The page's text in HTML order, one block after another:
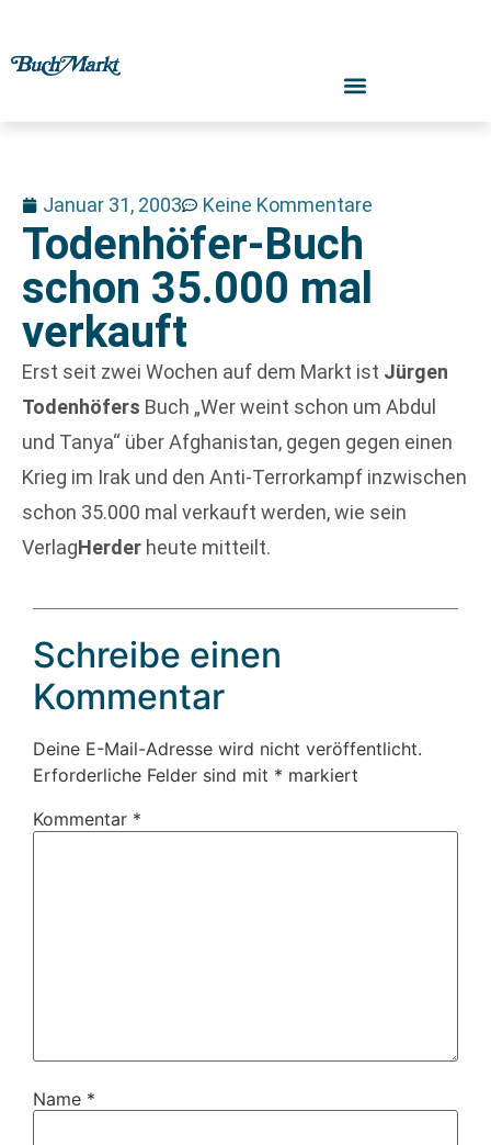
Januar 31, 2003 Keine Kommentare
Todenhöfer-Buch
schon 35.000 mal
verkauft
Erst seit zwei Wochen auf dem Markt ist Jürgen
Todenhöfers Buch „Wer weint schon um Abdul
und Tanya“ über Afghanistan, gegen gegen einen
Krieg im Irak und den Anti-Terrorkampf inzwischen
schon 35.000 mal verkauft werden, wie sein
VerlagHerder heute mitteilt.
Schreibe einen
Kommentar
Deine E-Mail-Adresse wird nicht veröffentlicht.
Erforderliche Felder sind mit * markiert
Kommentar *
Name *